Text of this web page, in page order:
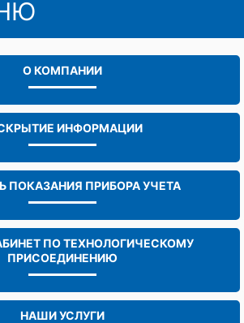
О КОМПАНИИ
ИНФОРМАЦИИ
ПОКАЗАНИЯ ПРИБОРА УЧЕТА
ПО ТЕХНОЛОГИЧЕСКОМУ
ПРИСОЕДИНЕНИЮ
НАШИ УСЛУГИ